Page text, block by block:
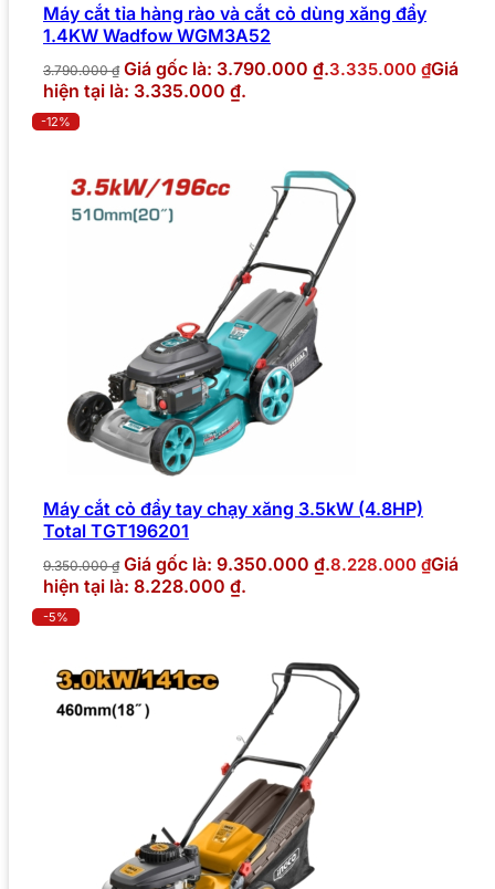
Máy cắt tỉa hàng rào và cắt cỏ dùng xăng đẩy
1.4KW Wadfow WGM3A52
3.790.000₫ Giá gốc là: 3.790.000 ₫.3.335.000 ₫Giá
hiện tại là: 3.335.000 ₫.
-12%
Máy cắt cỏ đẩy tay chạy xăng 3.5kW (4.8HP)
Total TGT196201
9.350.000₫ Giá gốc là: 9.350.000 ₫.8.228.000 ₫Giá
hiện tại là: 8.228.000 ₫.
-5%